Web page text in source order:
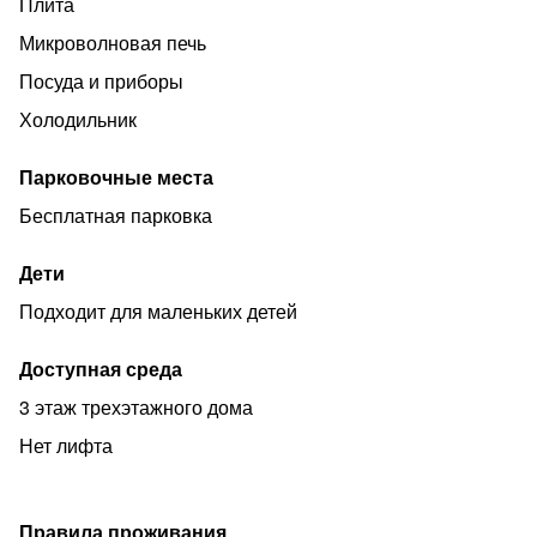
Микроволновая печь
Посуда и приборы
Холодильник
Парковочные места
Бесплатная парковка
Дети
Подходит для маленьких детей
Доступная среда
3 этаж трехэтажного дома
Нет лифта